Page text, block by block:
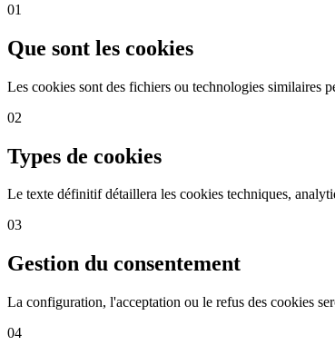
01
Que sont les cookies
Les cookies sont des fichiers ou technologies similaires
02
Types de cookies
Le texte définitif détaillera les cookies techniques,
03
Gestion du consentement
La configuration, l'acceptation ou le refus des cookies
04